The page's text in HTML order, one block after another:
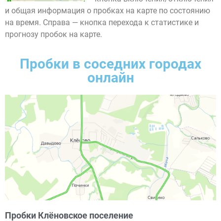
и общая информация о пробках на карте по состоянию
на время. Справа — кнопка перехода к статистике и
прогнозу пробок на карте.
Пробки в соседних городах
онлайн
Пробки Клёновское поселение